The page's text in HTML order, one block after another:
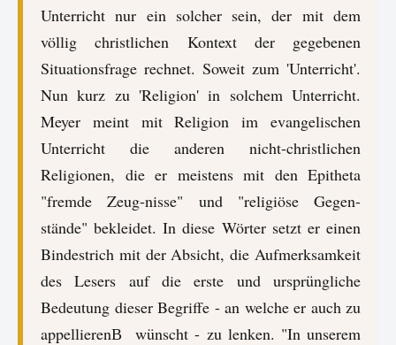
Unterricht nur ein solcher sein, der mit dem
völlig christlichen Kontext der gegebenen
Situationsfrage rechnet. Soweit zum 'Unterricht'.
Nun kurz zu 'Religion' in solchem Unterricht.
Meyer meint mit Religion im evangelischen
Unterricht die anderen nicht-christlichen
Religionen, die er meistens mit den Epitheta
"fremde Zeug-nisse" und "religiöse Gegen-
stände" bekleidet. In diese Wörter setzt er einen
Bindestrich mit der Absicht, die Aufmerksamkeit
des Lesers auf die erste und ursprüngliche
Bedeutung dieser Begriffe - an welche er auch zu
appellierenВ wünscht - zu lenken. "In unserem